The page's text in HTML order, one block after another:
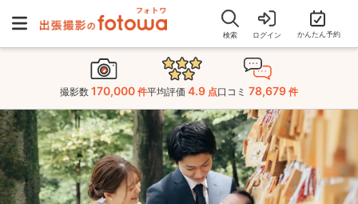
検索 ログイン かんたん予約
撮影数 170,000 件平均評価 4.9 点口コミ 78,679 件